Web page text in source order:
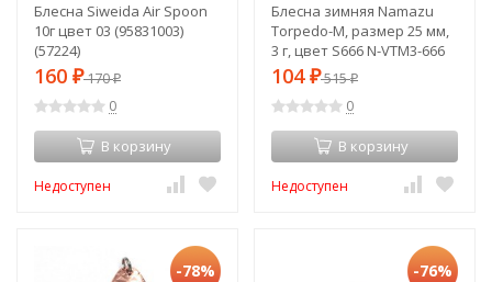
Блесна Siweida Air Spoon
10г цвет 03 (95831003)
(57224)
160 ₽170₽
0
В корзину
Недоступен
Блесна зимняя Namazu
Torpedo-M, размер 25 мм,
3 г, цвет S666 N-VTM3-666
(60973)
104 ₽515₽
0
В корзину
Недоступен
-78% -76%